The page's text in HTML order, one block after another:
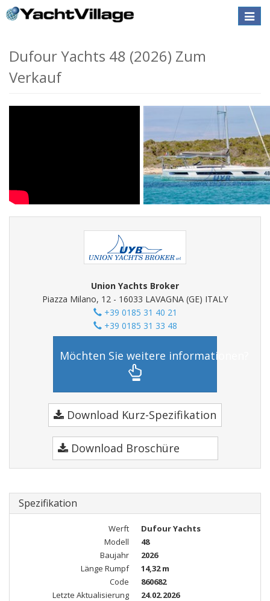
Toggle
Dufour Yachts 48 (2026) Zum
Verkauf
Union Yachts Broker
Piazza Milano, 12 - 16033 LAVAGNA (GE) ITALY
+39 0185 31 40 21
+39 0185 31 33 48
Möchten Sie weitere informationen?
Download Kurz-Spezifikation
Download Broschüre
Spezifikation
Werft
Dufour Yachts
Modell
48
Baujahr
2026
Länge Rumpf
14,32 m
Code
860682
Letzte Aktualisierung
24.02.2026